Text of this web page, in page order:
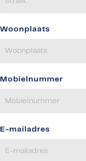
Woonplaats
Mobielnummer
E-mailadres